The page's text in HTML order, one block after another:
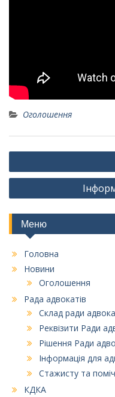
Оголошення
Навігація
записів
Меню
Головна
Новини
Оголошення
Рада адвокатів
Склад ради
Реквізити Ради
Рішення Ради
Інформація для
Стажисту та
КДКА